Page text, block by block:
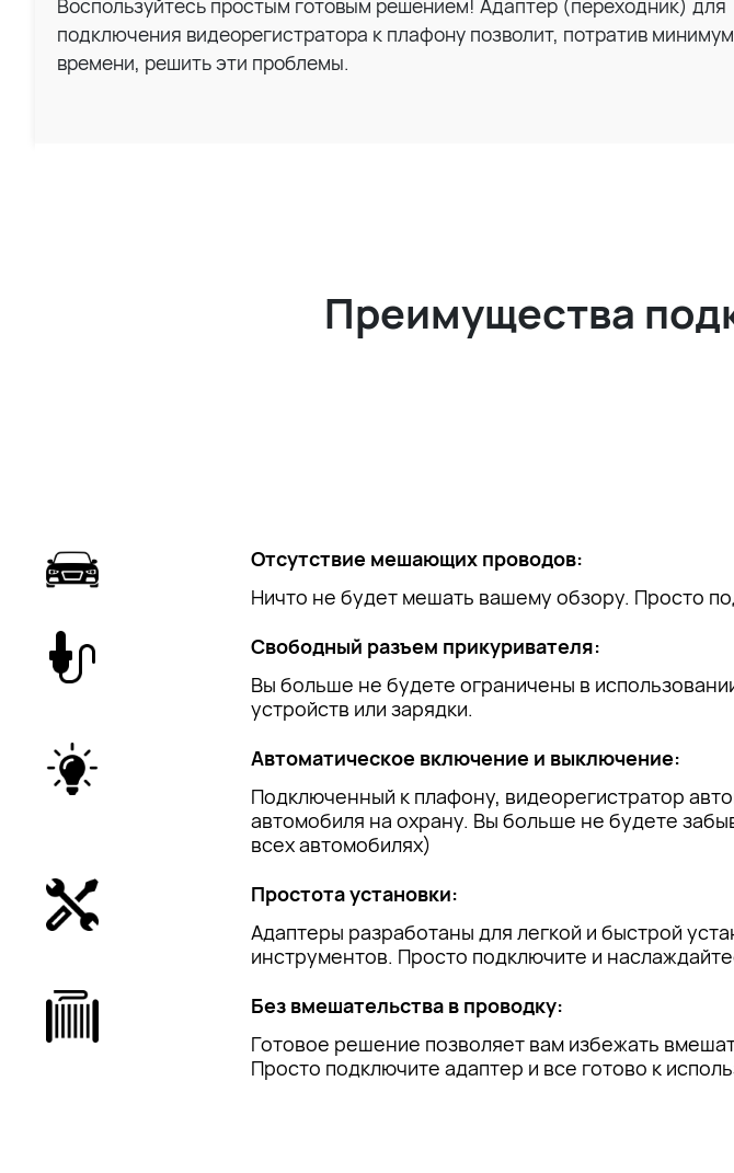
Воспользуйтесь простым готовым решением! Адаптер (переходник) для
подключения видеорегистратора к плафону позволит, потратив минимум
времени, решить эти проблемы.
Преимущества
Отсутствие мешающих проводов:
Ничто не будет мешать вашему обзору. Просто
Свободный разъем прикуривателя:
Вы больше не будете ограничены в
устройств или зарядки.
Автоматическое включение и выключение:
Подключенный к плафону, видеорегистратор
автомобиля на охрану. Вы больше не будете
всех автомобилях)
Простота установки:
Адаптеры разработаны для легкой и быстрой
инструментов. Просто подключите и
Без вмешательства в проводку:
Готовое решение позволяет вам избежать
Просто подключите адаптер и все готово к